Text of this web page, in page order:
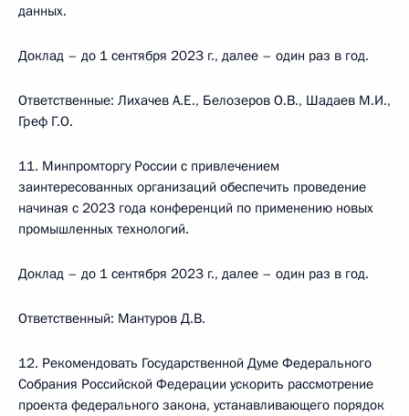
данных.
Доклад – до 1 сентября 2023 г., далее – один раз в год.
Ответственные: Лихачев А.Е., Белозеров О.В., Шадаев М.И.,
Греф Г.О.
11. Минпромторгу России с привлечением
заинтересованных организаций обеспечить проведение
начиная с 2023 года конференций по применению новых
промышленных технологий.
Доклад – до 1 сентября 2023 г., далее – один раз в год.
Ответственный: Мантуров Д.В.
12. Рекомендовать Государственной Думе Федерального
Собрания Российской Федерации ускорить рассмотрение
проекта федерального закона, устанавливающего порядок